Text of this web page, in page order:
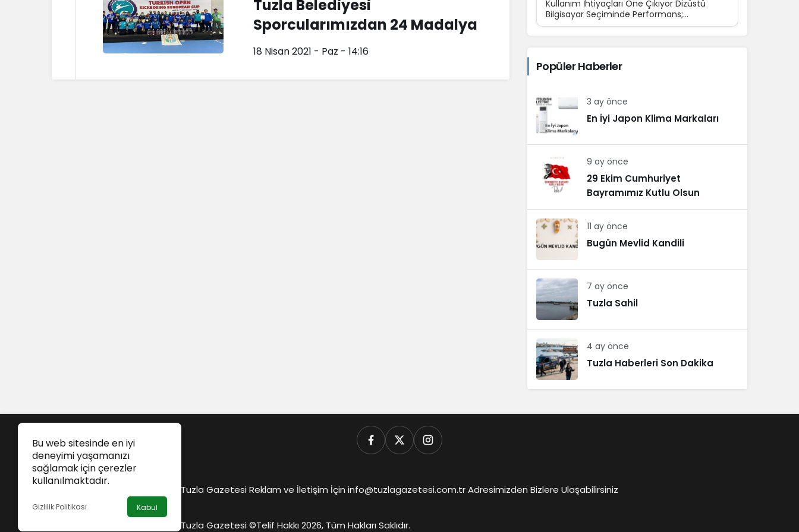
Tuzla Belediyesi
Sporcularımızdan 24 Madalya
18 Nisan 2021 - Paz - 14:16
Kullanım İhtiyaçları Öne Çıkıyor Dizüstü
Bilgisayar Seçiminde Performans;
Teknolojinin günlük yaşamın...
Popüler Haberler
3 ay önce
En İyi Japon Klima Markaları
9 ay önce
29 Ekim Cumhuriyet
Bayramımız Kutlu Olsun
11 ay önce
Bugün Mevlid Kandili
7 ay önce
Tuzla Sahil
4 ay önce
Tuzla Haberleri Son Dakika
Bu web sitesinde en iyi
deneyimi yaşamanızı
sağlamak için çerezler
kullanılmaktadır.
Gizlilik Politikası Kabul
Tuzla Gazetesi Reklam ve İletişim İçin info@tuzlagazetesi.com.tr Adresimizden Bizlere Ulaşabilirsiniz
Tuzla Gazetesi ©Telif Hakkı 2026, Tüm Hakları Saklıdır.